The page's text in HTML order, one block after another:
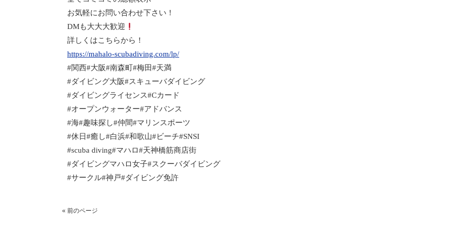
お気軽にお問い合わせ下さい！
DMも大大大歓迎
詳しくはこちらから！
https://mahalo-scubadiving.com/lp/
#関西#大阪#南森町#梅田#天満
#ダイビング大阪#スキューバダイビング
#ダイビングライセンス#Cカード
#オープンウォーター#アドバンス
#海#趣味探し#仲間#マリンスポーツ
#休日#癒し#白浜#和歌山#ビーチ#SNSI
#scuba diving#マハロ#天神橋筋商店街
#ダイビングマハロ女子#スクーバダイビング
#サークル#神戸#ダイビング免許
« 前のページ